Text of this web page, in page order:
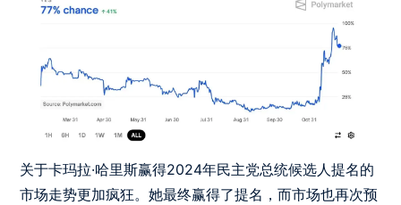
关于卡玛拉·哈里斯赢得2024年民主党总统候选人提名的
市场走势更加疯狂。她最终赢得了提名，而市场也再次预